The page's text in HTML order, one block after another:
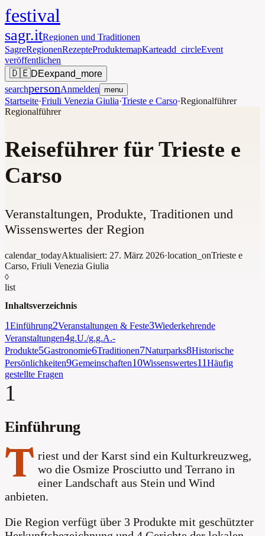
festival
sagr.itRegionen und Traditionen
SagreRegionenRezepteProduktemapKarteadd_circleEvent
veröffentlichen
🇩🇪DEexpand_more
searchpersonAnmelden menu
Startseite·Friuli Venezia Giulia·Trieste e Carso·Regionalführer
Regionalführer
Reiseführer für Trieste e
Carso
Veranstaltungen, Produkte, Traditionen und
Wissenswertes der Region
calendar_todayAktualisiert: 27. März 2026·location_onTrieste e
Carso, Friuli Venezia Giulia
◊
list
Inhaltsverzeichnis
1Einführung2Veranstaltungen & Feste3Wiederkehrende
Veranstaltungen4g.U./g.g.A.-
Produkte5Gastronomie6Traditionen7Naturparks8Historische
Persönlichkeiten9Gemeinschaften10Wissenswertes11Häufig
gestellte Fragen
1
Einführung
T riest und der Karst sind ein Kulturkreuzweg,
wo die Osmize Prosciutto und Terrano in
einer Landschaft aus Stein und Wind
anbieten.
Die Region verfügt über 3 Produkte mit geschützter